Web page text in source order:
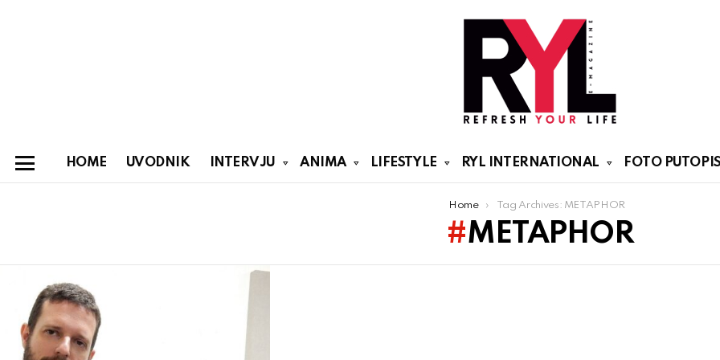
HOME UVODNIK INTERVJU ANIMA LIFESTYLE RYL INTERNATIONAL FOTO PUTOPISI
Home Tag Archives: METAPHOR
METAPHOR
Latest
stories